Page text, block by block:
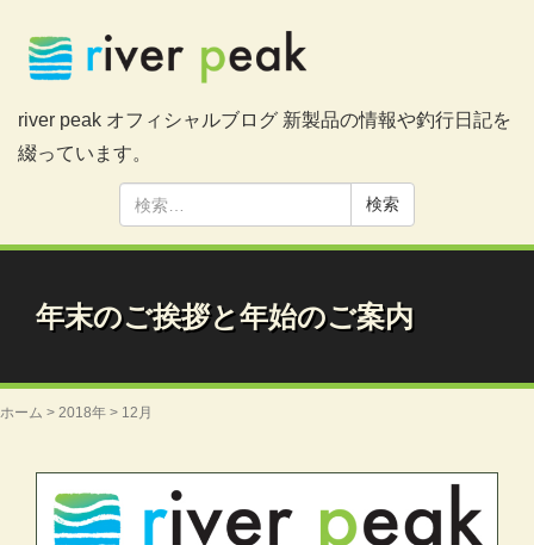
river peak オフィシャルブログ 新製品の情報や釣行日記を
綴っています。
索:
年末のご挨拶と年始のご案内
ホーム > 2018年 > 12月